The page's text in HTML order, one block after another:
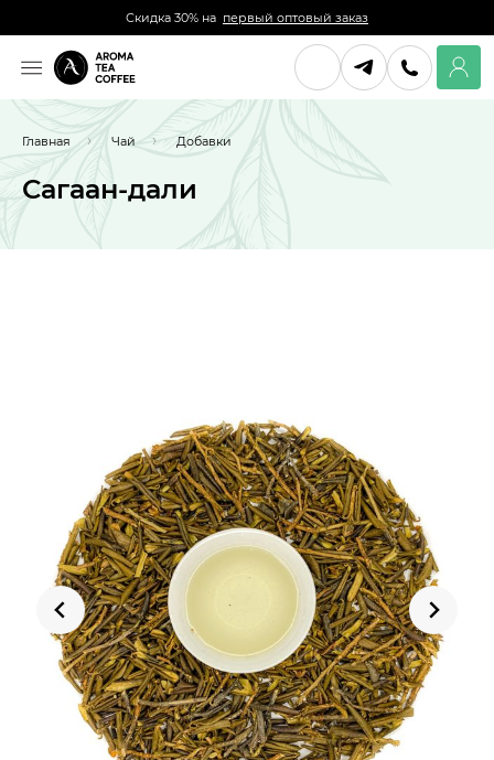
Скидка 30% на первый оптовый заказ
Главная Чай Добавки
Сагаан-дали